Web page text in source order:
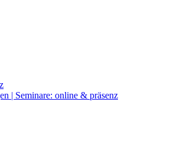
| Seminare: online & präsenz